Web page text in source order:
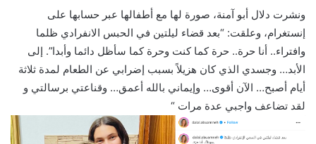
ونشرت دلال أبو آمنة، صورة لها مع أطفالها عبر حسابها على
إنستغرام، وعلقت: “بعد قضاء ليلتين في الحبس الانفرادي ظلما
وافتراء.. أنا حرة.. حرة كما كنت وحرة كما سأظل دائما وأبدا”. إلى
الأبد… وجسدي الذي كان هزيلاً بسبب إضرابي عن الطعام لمدة ثلاثة
أيام أصبح… الآن أقوى… وإيماني بالله أعمق… وقناعتي برسالتي و
لقد تضاعف واجبي عدة مرات “